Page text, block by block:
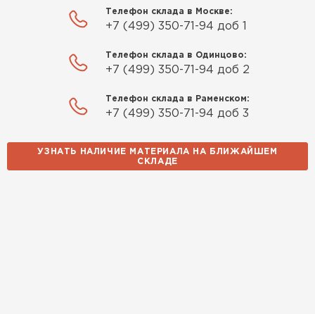
Телефон склада в Москве:
+7 (499) 350-71-94 доб 1
Телефон склада в Одинцово:
+7 (499) 350-71-94 доб 2
Телефон склада в Раменском:
+7 (499) 350-71-94 доб 3
УЗНАТЬ НАЛИЧИЕ МАТЕРИАЛА НА БЛИЖАЙШЕМ
СКЛАДЕ